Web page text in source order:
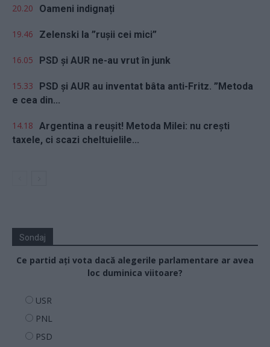
20.20 Oameni indignați
19.46 Zelenski la ”rușii cei mici”
16.05 PSD și AUR ne-au vrut în junk
15.33
PSD și AUR au inventat bâta anti-Fritz. ”Metoda
e cea din...
14.18 Argentina a reușit! Metoda Milei: nu crești
taxele, ci scazi cheltuielile...
Sondaj
Ce partid ați vota dacă alegerile parlamentare ar avea
loc duminica viitoare?
USR
PNL
PSD